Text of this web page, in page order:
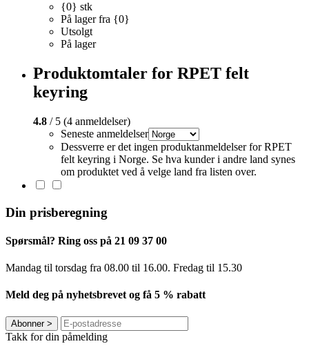
{0} stk
På lager fra {0}
Utsolgt
På lager
Produktomtaler for RPET felt
keyring
4.8 / 5 (4 anmeldelser)
Seneste anmeldelser
Dessverre er det ingen produktanmeldelser for RPET
felt keyring i Norge. Se hva kunder i andre land synes
om produktet ved å velge land fra listen over.
Din prisberegning
Spørsmål? Ring oss på 21 09 37 00
Mandag til torsdag ​​fra 08.00 til 16.00. Fredag til 15.30
Meld deg på nyhetsbrevet og få 5 % rabatt
Abonner>
Takk for din påmelding